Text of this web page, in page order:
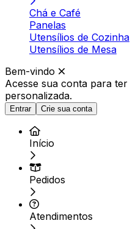
Chá e Café
Panelas
Utensílios de Cozinha
Utensílios de Mesa
Bem-vindo
Acesse sua conta para ter
personalizada.
Entrar Crie sua conta
Início
Pedidos
Atendimentos